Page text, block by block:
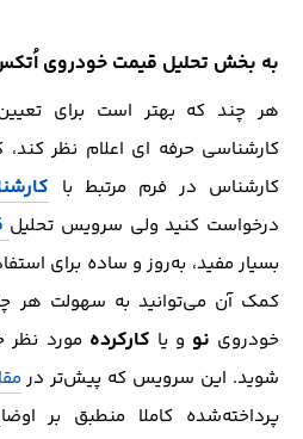
به بخش تحلیل قیمت خودروی
هر چند که بهتر است برای
کارشناسی حرفه ای اعلام نظر
کارشناس در فرم مرتبط با
درخواست کنید ولی سرویس تحلیل
بسیار مفید، به‌روز و ساده برای
کمک آن می‌توانید به سهولت هر
خودروی نو و یا کارکرده مورد نظر
شوید. این سرویس که پیش‌تر در
پرداخته‌شده کاملا منطبق بر